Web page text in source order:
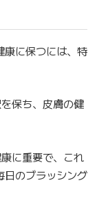
康に保つには、特
保ち、皮膚の健
に重要で、これ
日のブラッシング